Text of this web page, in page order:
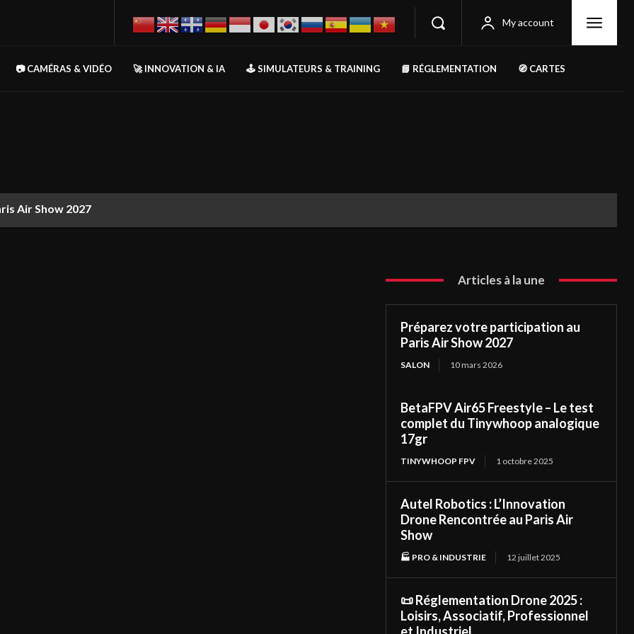
My account
📷 CAMÉRAS & VIDÉO 🚀 INNOVATION & IA 🕹️ SIMULATEURS & TRAINING 📘 RÉGLEMENTATION 🧭 CARTES
Air Show 2027
Articles à la une
Préparez votre participation au
Paris Air Show 2027
SALON 10 mars 2026
BetaFPV Air65 Freestyle – Le test
complet du Tinywhoop analogique
17gr
TINYWHOOP FPV 1 octobre 2025
Autel Robotics : L’Innovation
Drone Rencontrée au Paris Air
Show
🏭 PRO & INDUSTRIE 12 juillet 2025
📜 Réglementation Drone 2025 :
Loisirs, Associatif, Professionnel